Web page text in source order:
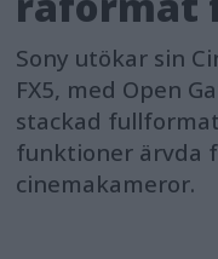
Sony utökar sin
FX5, med Open
stackad
funktioner ärvda
cinemakameror.